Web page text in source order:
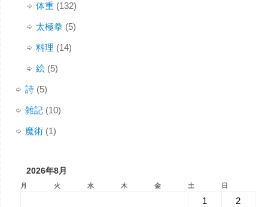
体重(132)
太極拳 (5)
料理 (14)
絵(5)
詩(5)
雑記(10)
魔術(1)
2026年8月
月 火 水 木 金 土 日
1
2